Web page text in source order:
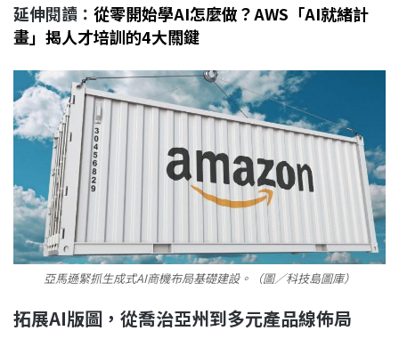
延伸閱讀： 從零開始學AI怎麼做？AWS「AI就緒計
畫」揭人才培訓的4大關鍵
亞馬遜緊抓生成式AI商機布局基礎建設。（圖／科技島圖庫）
拓展AI版圖，從喬治亞州到多元產品線佈局